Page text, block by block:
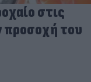
στις
προσοχή του